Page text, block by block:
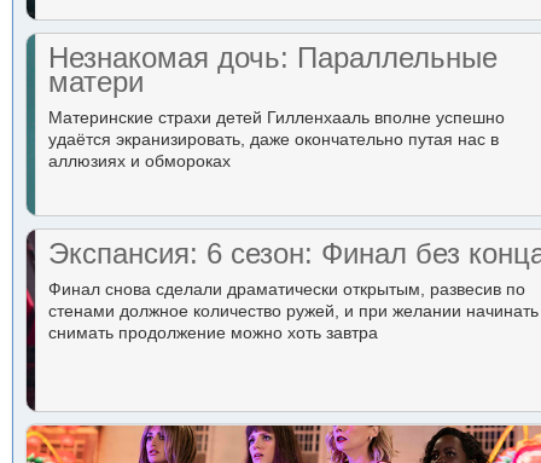
Незнакомая дочь: Параллельные
матери
Материнские страхи детей Гилленхааль вполне успешно
удаётся экранизировать, даже окончательно путая нас в
аллюзиях и обмороках
Экспансия: 6 сезон: Финал без
Финал снова сделали драматически открытым, развесив по
стенами должное количество ружей, и при желании начинать
снимать продолжение можно хоть завтра